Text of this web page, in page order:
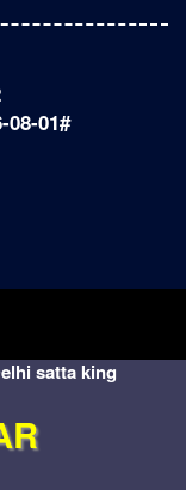
08-01#
satta king